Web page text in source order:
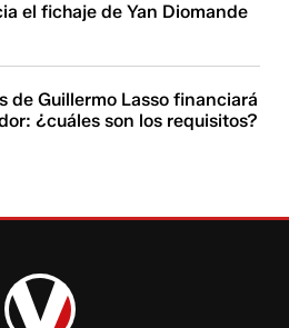
el fichaje de Yan Diomande
de Guillermo Lasso financiará
¿cuáles son los requisitos?